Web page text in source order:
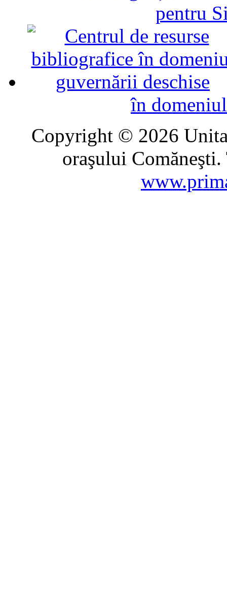
pentru
în
Copyright © 2026
oraşului